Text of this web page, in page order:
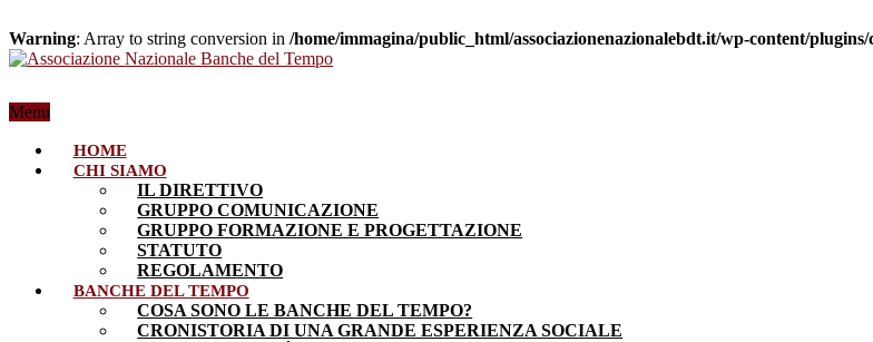
Warning: Array to string conversion in /home/immagina/public_html/associazionenazionalebdt.it/wp-content/
Menu
HOME
CHI SIAMO
IL DIRETTIVO
GRUPPO COMUNICAZIONE
GRUPPO FORMAZIONE E PROGETTAZIONE
STATUTO
REGOLAMENTO
BANCHE DEL TEMPO
COSA SONO LE BANCHE DEL TEMPO?
CRONISTORIA DI UNA GRANDE ESPERIENZA SOCIALE